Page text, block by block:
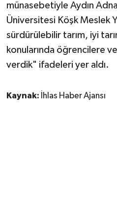
münasebetiyle Aydın
Üniversitesi Köşk Meslek
sürdürülebilir tarım, iyi
konularında öğrencilere
verdik" ifadeleri yer aldı.
Kaynak: İhlas Haber Ajansı